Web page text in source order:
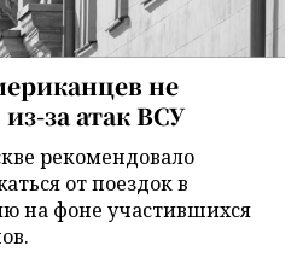
не
за атак ВСУ
рекомендовало
от поездок в
на фоне участившихся